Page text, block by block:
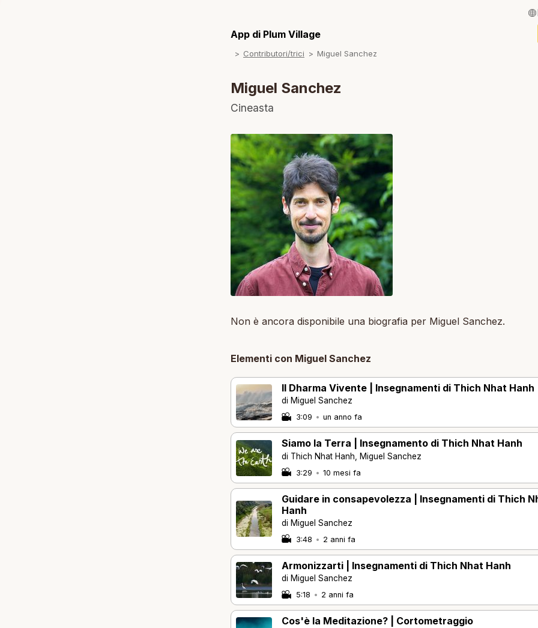
App di Plum Village
Contributori/trici Miguel Sanchez
Miguel Sanchez
Cineasta
Non è ancora disponibile una biografia per Miguel Sanchez.
Elementi con Miguel Sanchez
Il Dharma Vivente | Insegnamenti di Thich Nhat Hanh
di Miguel Sanchez
3:09 • un anno fa
Siamo la Terra | Insegnamento di Thich Nhat Hanh
di Thich Nhat Hanh, Miguel Sanchez
3:29 • 10 mesi fa
Guidare in consapevolezza | Insegnamenti di Thich
Hanh
di Miguel Sanchez
3:48 • 2 anni fa
Armonizzarti | Insegnamenti di Thich Nhat Hanh
di Miguel Sanchez
5:18 • 2 anni fa
Cos'è la Meditazione? | Cortometraggio